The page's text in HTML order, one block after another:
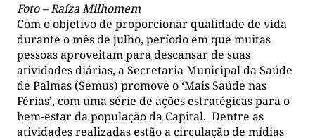
Foto – Raíza Milhomem
Com o objetivo de proporcionar qualidade de vida
durante o mês de julho, período em que muitas
pessoas aproveitam para descansar de suas
atividades diárias, a Secretaria Municipal da Saúde
de Palmas (Semus) promove o ‘Mais Saúde nas
Férias’, com uma série de ações estratégicas para o
bem-estar da população da Capital. Dentre as
atividades realizadas estão a circulação de mídias